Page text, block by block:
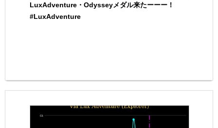
LuxAdventure・Odysseyメダル来たーーー！
#LuxAdventure